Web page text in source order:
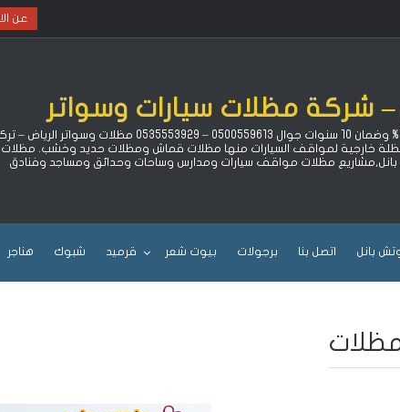
عن
– شركة مظلات سيارات وسواتر
لتركيب مظلات سيارات كهربائية متحركة بالريموت وهناجر ومستودعات وبيوت شعر وقرميد بالرياض خصم 15% ‏وضمان
خارجية لمواقف السيارات منها مظلات قماش ومظلات حديد وخشب. مظلات
مظلات مواقف سيارات ومدارس وساحات وحدائق ومساجد وفنادق
هناجر شبوك قرميد بيوت شعر برجولات اتصل بنا بانل